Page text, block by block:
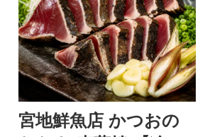
宮地鮮魚店 かつおの